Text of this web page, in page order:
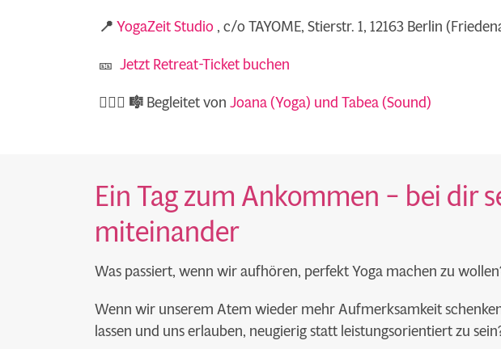
📍YogaZeit Studio , c/o TAYOME, Stierstr. 1, 12163 Berlin
🎫 Jetzt Retreat-Ticket buchen
🧘🏼‍♀️ 🎼Begleitet vonJoana (Yoga) und Tabea (Sound)
Ein Tag zum Ankommen – bei dir
miteinander
Was passiert, wenn wir aufhören, perfekt Yoga machen zu
Wenn wir unserem Atem wieder mehr Aufmerksamkeit
lassen und uns erlauben, neugierig statt leistungsorientiert zu